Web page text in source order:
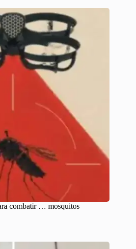
combatir … mosquitos